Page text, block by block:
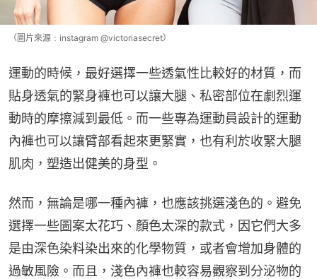
（圖片來源﹕instagram @victoriasecret）
運動的時候，最好選擇一些透氣性比較好的材質，而
貼身透氣的緊身褲也可以讓大腿、私密部位在劇烈運
動時的摩擦減到最低。而一些專為運動員設計的運動
內褲也可以讓臂部看起來更緊實，也有利於收緊大腿
肌肉，塑造出健美的身型。
然而，無論是哪一種內褲，也應該挑選淺色的。避免
選擇一些圖案太花巧、顏色太深的款式，因它們大多
是由深色染料染出來的化學物質，或者會增加身體的
過敏風險。而且，淺色內褲也較容易觀察到分泌物的